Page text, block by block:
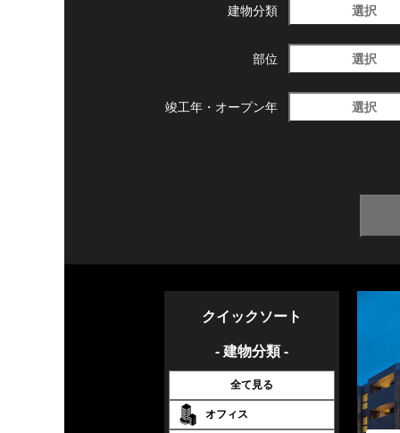
建物分類 選択
部位 選択
竣工年・ オープン年 選択
クイックソート
- 建物分類 -
全て見る
オフィス